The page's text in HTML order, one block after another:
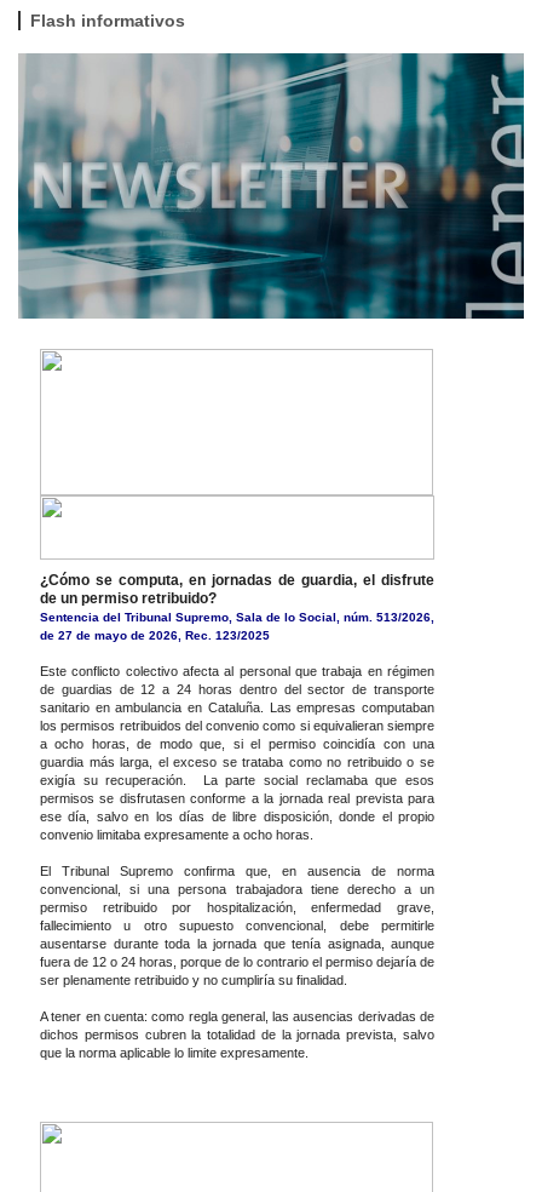
Flash informativos
¿Cómo se computa, en jornadas de guardia, el disfrute
de un permiso retribuido?
Sentencia del Tribunal Supremo, Sala de lo Social, núm. 513/2026,
de 27 de mayo de 2026, Rec. 123/2025
Este conflicto colectivo afecta al personal que trabaja en régimen
de guardias de 12 a 24 horas dentro del sector de transporte
sanitario en ambulancia en Cataluña. Las empresas computaban
los permisos retribuidos del convenio como si equivalieran siempre
a ocho horas, de modo que, si el permiso coincidía con una
guardia más larga, el exceso se trataba como no retribuido o se
exigía su recuperación. La parte social reclamaba que esos
permisos se disfrutasen conforme a la jornada real prevista para
ese día, salvo en los días de libre disposición, donde el propio
convenio limitaba expresamente a ocho horas.
El Tribunal Supremo confirma que, en ausencia de norma
convencional, si una persona trabajadora tiene derecho a un
permiso retribuido por hospitalización, enfermedad grave,
fallecimiento u otro supuesto convencional, debe permitirle
ausentarse durante toda la jornada que tenía asignada, aunque
fuera de 12 o 24 horas, porque de lo contrario el permiso dejaría de
ser plenamente retribuido y no cumpliría su finalidad.
A tener en cuenta: como regla general, las ausencias derivadas de
dichos permisos cubren la totalidad de la jornada prevista, salvo
que la norma aplicable lo limite expresamente.